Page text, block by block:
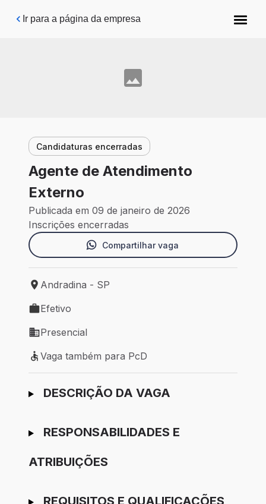
Pular para o conteúdo principal
Ir para a página da empresa
Candidaturas encerradas
Agente de Atendimento
Externo
Publicada em 09 de janeiro de 2026
Inscrições encerradas
Compartilhar vaga
Local de trabalho: Andradina - SP
Andradina - SP
Tipo de vaga: Efetivo
Efetivo
Modelo de trabalho: Presencial
Presencial
Vaga também para PcD
Vaga também para PcD
Ir para candidatura
DESCRIÇÃO DA VAGA
RESPONSABILIDADES E
ATRIBUIÇÕES